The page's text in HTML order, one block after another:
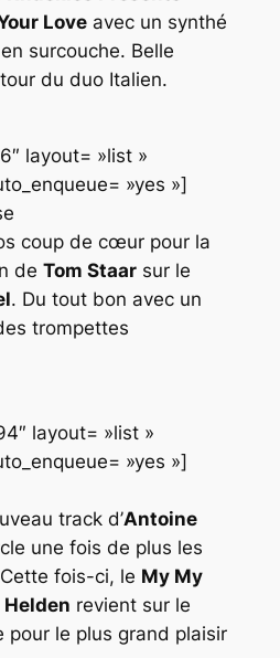
Loveavec un synthé
surcouche. Belle
du duo Italien.
layout= »list »
»yes »]
coup de cœur pour la
de Tom Staarsur le
. Du tout bon avec un
trompettes
layout= »list »
»yes »]
track d’Antoine
une fois de plus les
fois-ci, le My My
revient sur le
pour le plus grand plaisir